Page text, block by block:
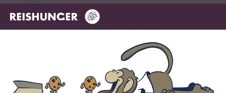
2 Sterne 10 %
Bewerte dieses Produkt